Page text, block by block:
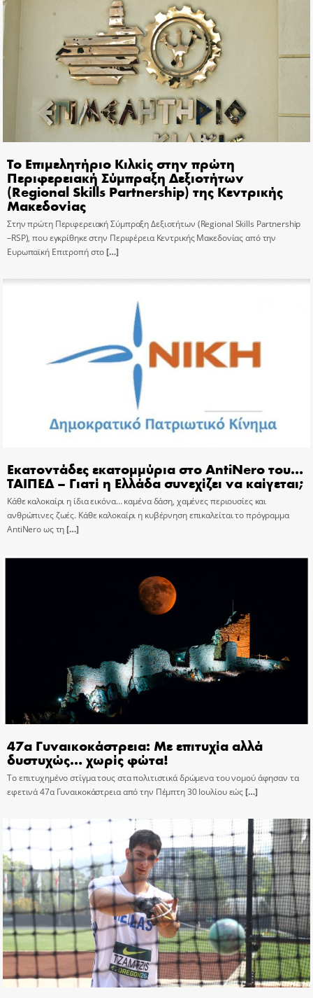
Το Επιμελητήριο Κιλκίς στην πρώτη
Περιφερειακή Σύμπραξη Δεξιοτήτων
(Regional Skills Partnership) της Κεντρικής
Μακεδονίας
Στην πρώτη Περιφερειακή Σύμπραξη Δεξιοτήτων (Regional Skills Partnership
–RSP), που εγκρίθηκε στην Περιφέρεια Κεντρικής Μακεδονίας από την
Ευρωπαϊκή Επιτροπή στο[…]
Εκατοντάδες εκατομμύρια στο AntiNero του…
ΤΑΙΠΕΔ – Γιατί η Ελλάδα συνεχίζει να καίγεται;
Κάθε καλοκαίρι η ίδια εικόνα… καμένα δάση, χαμένες περιουσίες και
ανθρώπινες ζωές. Κάθε καλοκαίρι η κυβέρνηση επικαλείται το πρόγραμμα
AntiNero ως τη[…]
47α Γυναικοκάστρεια: Με επιτυχία αλλά
δυστυχώς… χωρίς φώτα!
Το επιτυχημένο στίγμα τους στα πολιτιστικά δρώμενα του νομού άφησαν τα
εφετινά 47α Γυναικοκάστρεια από την Πέμπτη 30 Ιουλίου εώς[…]